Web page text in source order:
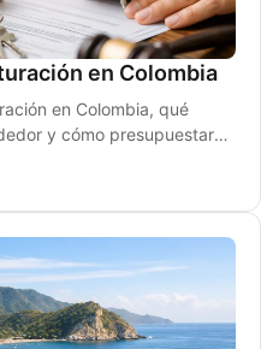
en Colombia
en Colombia, qué
y cómo presupuestar